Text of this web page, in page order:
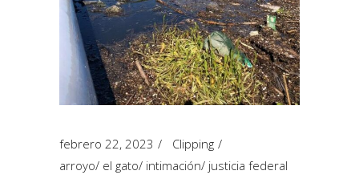
febrero 22, 2023
Clipping
arroyo/ el gato/ intimación/ justicia federal